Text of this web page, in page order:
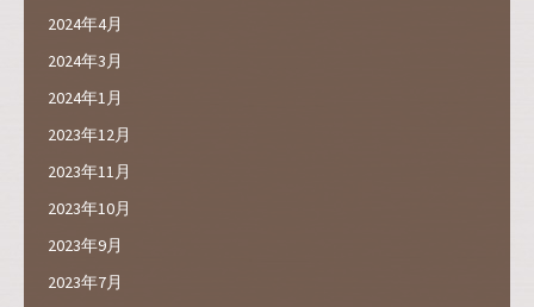
2024年4月
2024年3月
2024年1月
2023年12月
2023年11月
2023年10月
2023年9月
2023年7月